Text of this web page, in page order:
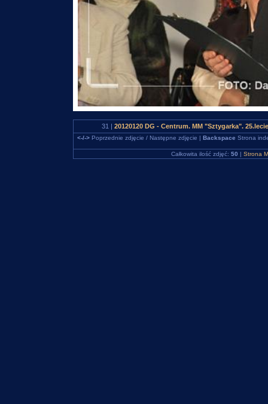
31 | 20120120 DG - Centrum. MM "Sztygarka".
<-/->Poprzednie zdjęcie / Następne zdjęcie | Backspace Strona
Całkowita ilość zdjęć: 50 | Strona